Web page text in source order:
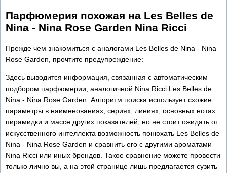
Парфюмерия похожая на Les Belles de
Nina - Nina Rose Garden Nina Ricci
Прежде чем знакомиться с аналогами Les Belles de Nina - Nina
Rose Garden, прочтите предупреждение:
Здесь выводится информация, связанная с автоматическим
подбором парфюмерии, аналогичной Nina Ricci Les Belles de
Nina - Nina Rose Garden. Алгоритм поиска использует схожие
параметры в наименованиях, сериях, линиях, основных нотах
пирамидки и массе других показателей, но не стоит ожидать от
искусственного интеллекта возможность понюхать Les Belles de
Nina - Nina Rose Garden и сравнить его с другими ароматами
Nina Ricci или иных брендов. Такое сравнение можете провести
только лично вы, а на этой странице лишь предлагается сузить